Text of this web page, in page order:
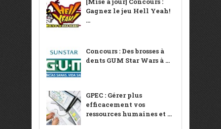
Gagnez le jeu Hell Yeah!
...
Concours : Des brosses à
dents GUM Star Wars à ...
GPEC : Gérer plus
efficacement vos
ressources humaines et ...